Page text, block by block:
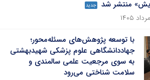
منتشر شد
جدید
با توسعه پژوهش‌های مسئله‌محور؛
جهاددانشگاهی علوم پزشکی شهیدبهشتی
به سوی مرجعیت علمی سالمندی و
سلامت شناختی می‌رود